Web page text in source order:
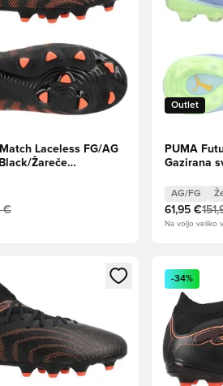
Laceless FG/AG
Žareče
€
Outlet
PUMA
Gazirana
AG/FG
61,95 €
Na voljo veliko
prijavo ali vpis kot član Odpre
-34%